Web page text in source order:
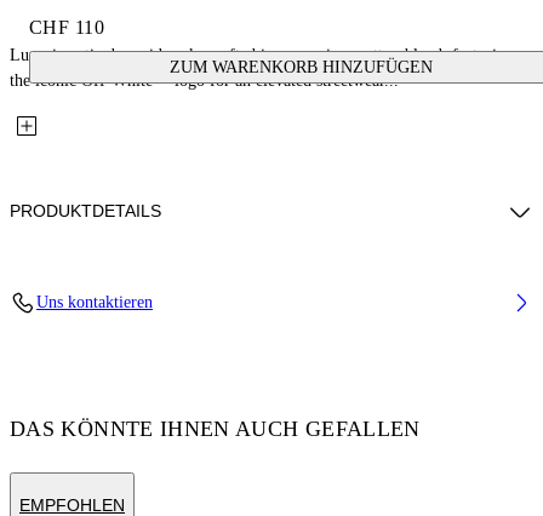
CHF 110
ZUM WARENKORB HINZUFÜGEN
Luxurious tie dye mid socks crafted in a premium cotton blend, featuring
the iconic Off-White™ logo for an elevated streetwear...
PRODUKTDETAILS
Uns kontaktieren
DAS KÖNNTE IHNEN AUCH GEFALLEN
EMPFOHLEN